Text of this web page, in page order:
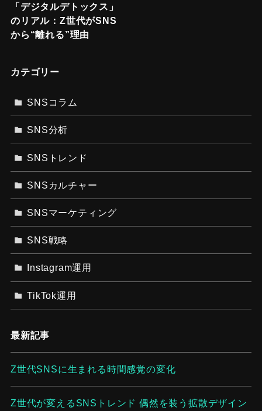
「デジタルデトックス」
のリアル：Z世代がSNS
から“離れる”理由
カテゴリー
SNSコラム
SNS分析
SNSトレンド
SNSカルチャー
SNSマーケティング
SNS戦略
Instagram運用
TikTok運用
最新記事
Z世代SNSに生まれる時間感覚の変化
Z世代が変えるSNSトレンド 偶然を装う拡散デザイン